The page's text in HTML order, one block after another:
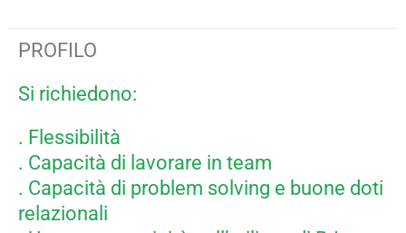
PROFILO
Si richiedono:
. Flessibilità
. Capacità di lavorare in team
. Capacità di problem solving e buone doti
relazionali